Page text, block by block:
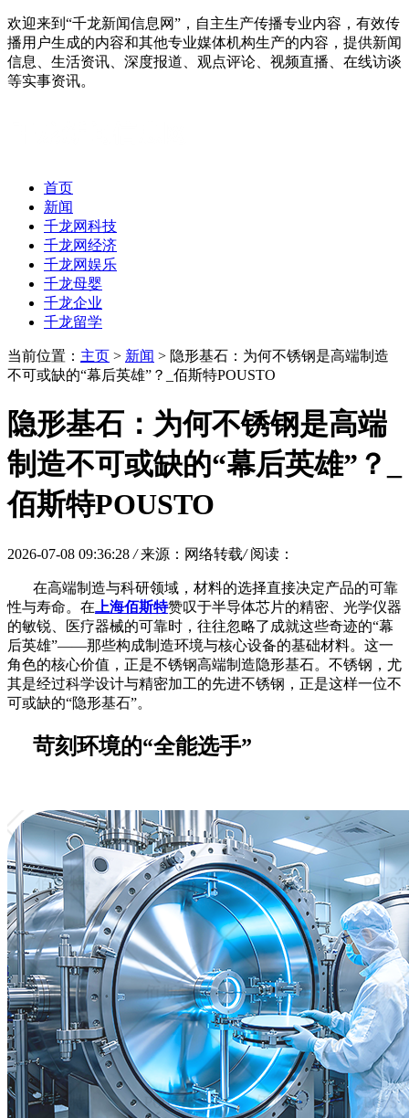
欢迎来到“千龙新闻信息网”，自主生产传播专业内容，有效传
播用户生成的内容和其他专业媒体机构生产的内容，提供新闻
信息、生活资讯、深度报道、观点评论、视频直播、在线访谈
等实事资讯。
首页
新闻
千龙网科技
千龙网经济
千龙网娱乐
千龙母婴
千龙企业
千龙留学
当前位置： 主页 > 新闻 > 隐形基石：为何不锈钢是高端制造
不可或缺的“幕后英雄”？_佰斯特POUSTO
隐形基石：为何不锈钢是高端
制造不可或缺的“幕后英雄”？_
佰斯特POUSTO
2026-07-08 09:36:28 / 来源：网络转载/ 阅读：
在高端制造与科研领域，材料的选择直接决定产品的可靠
性与寿命。在 上海佰斯特赞叹于半导体芯片的精密、光学仪器
的敏锐、医疗器械的可靠时，往往忽略了成就这些奇迹的“幕
后英雄”——那些构成制造环境与核心设备的基础材料。这一
角色的核心价值，正是不锈钢高端制造隐形基石。不锈钢，尤
其是经过科学设计与精密加工的先进不锈钢，正是这样一位不
可或缺的“隐形基石”。
苛刻环境的“全能选手”